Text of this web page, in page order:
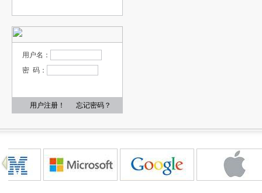
用户名：
密 码：
用户注册！ 忘记密码？